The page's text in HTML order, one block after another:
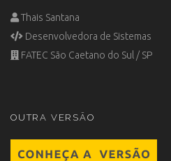
Thais Santana
Desenvolvedora de Sistemas
FATEC São Caetano do Sul / SP
OUTRA VERSÃO